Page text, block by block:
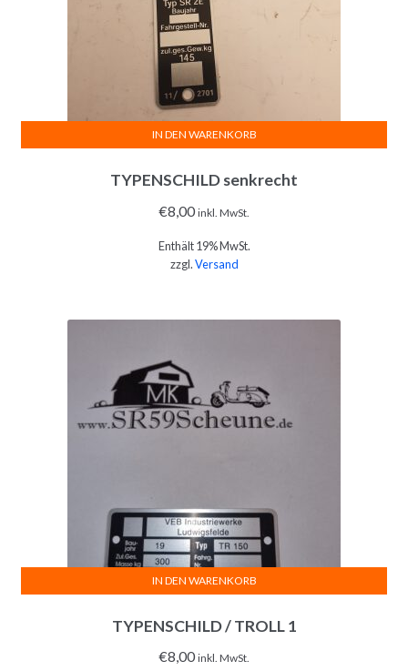
TYPENSCHILD senkrecht
€8,00 inkl. MwSt.
Enthält 19% MwSt.
zzgl.Versand
IN DEN WARENKORB
TYPENSCHILD / TROLL 1
€8,00 inkl. MwSt.
IN DEN WARENKORB